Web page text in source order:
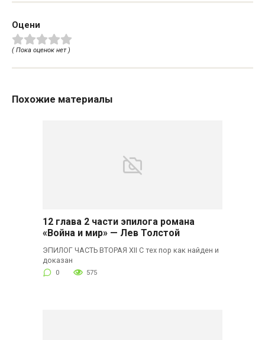
Оцени
( Пока оценок нет )
Похожие материалы
12 глава 2 части эпилога романа
«Война и мир» — Лев Толстой
ЭПИЛОГ ЧАСТЬ ВТОРАЯ XII С тех пор как найден и
доказан
0 575